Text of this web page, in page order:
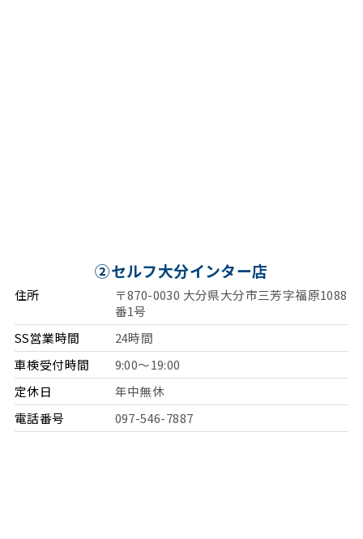
②セルフ大分インター店
住所
〒870-0030 大分県大分市三芳字福原1088
番1号
SS営業時間
24時間
車検受付時間
9:00～19:00
定休日
年中無休
電話番号
097-546-7887